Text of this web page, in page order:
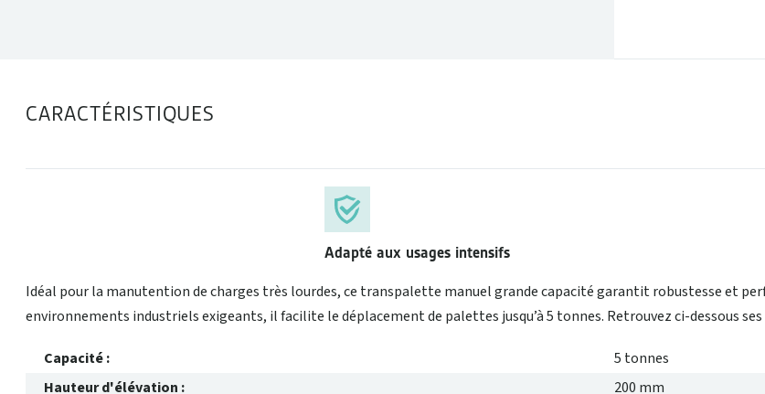
CARACTÉRISTIQUES
Adapté aux usages intensifs
Idéal pour la manutention de charges très lourdes, ce transpalette manuel grande capacité garantit robustesse et
environnements industriels exigeants, il facilite le déplacement de palettes jusqu’à 5 tonnes. Retrouvez ci-dessous
Capacité :
5 tonnes
Hauteur d'élévation :
200 mm